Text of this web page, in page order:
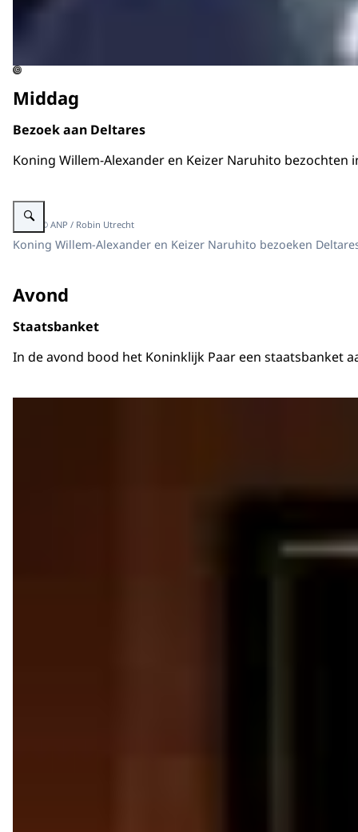
©
Middag
Bezoek aan Deltares
Koning Willem-Alexander en Keizer Naruhito
Vergroot afbeelding Koning Willem-Alexander en Keizer Naruhito
Beeld: © ANP / Robin Utrecht
Koning Willem-Alexander en Keizer Naruhito bezoeken
Avond
Staatsbanket
In de avond bood het Koninklijk Paar een staatsbanket